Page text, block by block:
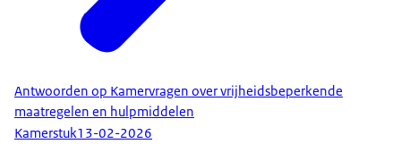
Antwoorden op Kamervragen over vrijheidsbeperkende
maatregelen en hulpmiddelen
Kamerstuk13-02-2026